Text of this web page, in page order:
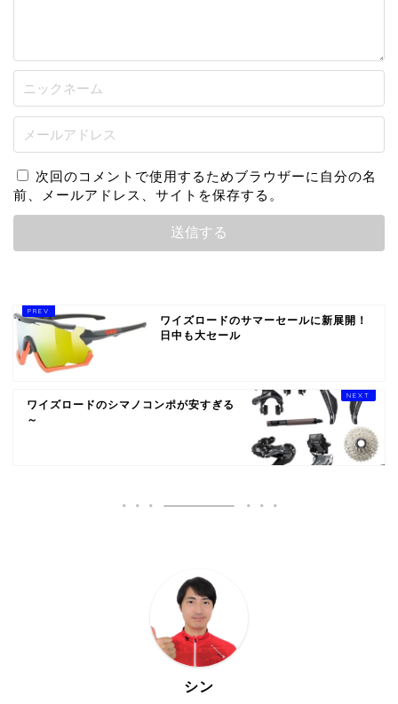
次回のコメントで使用するためブラウザーに自分の名
前、メールアドレス、サイトを保存する。
ワイズロードのサマーセールに新展開！
日中も大セール
ワイズロードのシマノコンポが安すぎる
～
シン